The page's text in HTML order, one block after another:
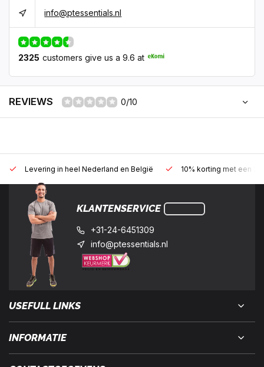
info@ptessentials.nl
2325 customers give us a 9.6 at
REVIEWS 0/10
Levering in heel Nederland en België 10% korting met een
KLANTENSERVICE
+31-24-6451309
info@ptessentials.nl
USEFULL LINKS
INFORMATIE